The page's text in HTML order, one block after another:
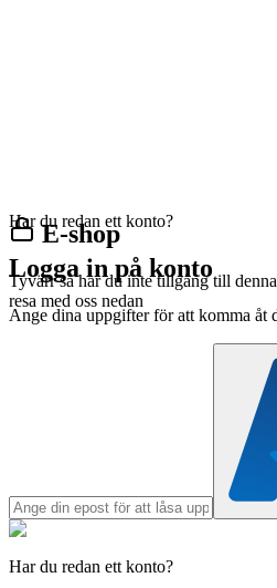
E-shop
Tyvärr så har du inte tillgång till
resa med oss nedan
Har du redan ett konto?
Logga in på konto
Ange dina uppgifter för att komma åt
Har du redan ett konto?